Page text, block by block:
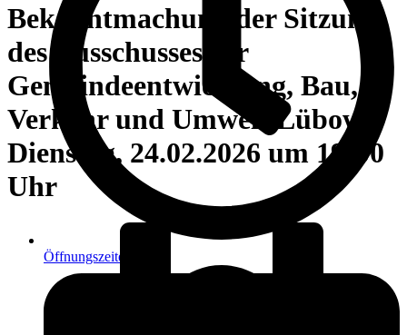
Öffnungszeiten
Bekanntmachung der Sitzung
des Ausschusses für
Gemeindeentwicklung, Bau,
Verkehr und Umwelt Lübow,
Dienstag, 24.02.2026 um 19:00
Uhr